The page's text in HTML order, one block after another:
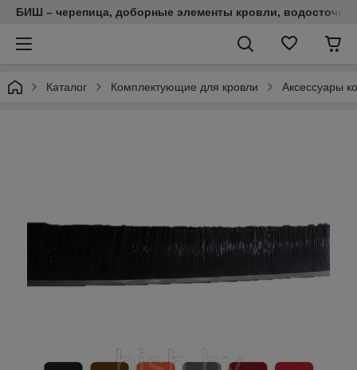
БИШ – черепица, доборные элементы кровли,
Каталог Комплектующие для кровли Аксессуары